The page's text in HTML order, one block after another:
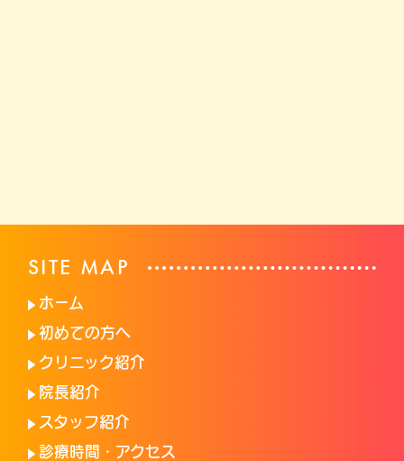
SITE MAP
ホーム
初めての方へ
クリニック紹介
院長紹介
スタッフ紹介
診療時間・アクセス